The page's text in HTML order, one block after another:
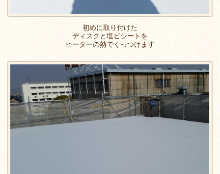
初めに取り付けた
ディスクと塩ビシートを
ヒーターの熱でくっつけます